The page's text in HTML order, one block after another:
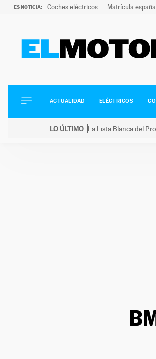
ES NOTICIA: Coches eléctricos Matrícula españa
ELÉCTRICOS
CONDUCIR
ACTUALIDAD ELÉCTRICOS
LO ÚLTIMO La Lista Blanca del